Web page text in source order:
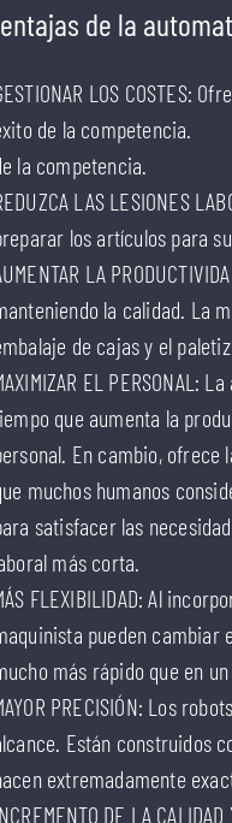
de la
LOS COSTES:
de la competencia.
la competencia.
LAS LESIONES
los artículos para
LA
la calidad. La
de cajas y el
EL
que aumenta la
En cambio,
muchos humanos
satisfacer las
más corta.
FLEXIBILIDAD: Al
pueden cambiar
más rápido que en
PRECISIÓN: Los
Están construidos
extremadamente
DE LA